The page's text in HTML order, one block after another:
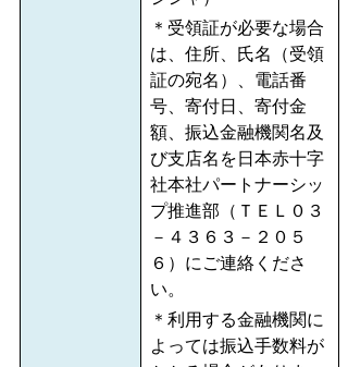
＊受領証が必要な場合
は、住所、氏名（受領
証の宛名）、電話番
号、寄付日、寄付金
額、振込金融機関名及
び支店名を日本赤十字
社本社パートナーシッ
プ推進部（ＴＥＬ０３
－４３６３－２０５
６）にご連絡くださ
い。
＊利用する金融機関に
よっては振込手数料が